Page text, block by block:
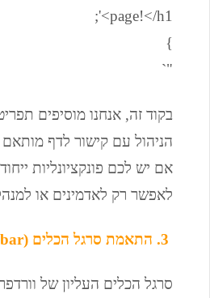
page!</h1>';
}
"`
בקוד זה, אנחנו מוסיפים
הניהול עם קישור לדף מותאם
אם יש לכם פונקציונליות
לאפשר רק לאדמינים או
סרגל הכלים העליון של